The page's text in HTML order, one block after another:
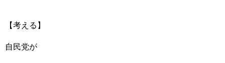
【考える】
自民党が